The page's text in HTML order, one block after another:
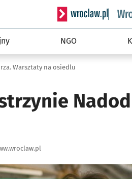
Serwis informacyjny
NGO
Warsztaty na osiedlu